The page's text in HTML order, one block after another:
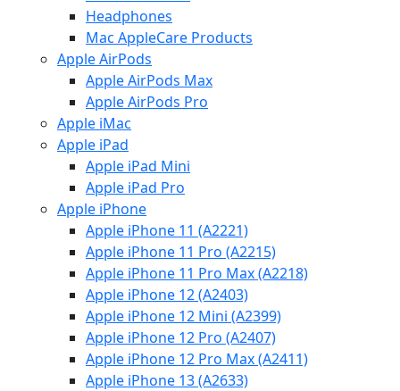
Headphones
Mac AppleCare Products
Apple AirPods
Apple AirPods Max
Apple AirPods Pro
Apple iMac
Apple iPad
Apple iPad Mini
Apple iPad Pro
Apple iPhone
Apple iPhone 11 (A2221)
Apple iPhone 11 Pro (A2215)
Apple iPhone 11 Pro Max (A2218)
Apple iPhone 12 (A2403)
Apple iPhone 12 Mini (A2399)
Apple iPhone 12 Pro (A2407)
Apple iPhone 12 Pro Max (A2411)
Apple iPhone 13 (A2633)